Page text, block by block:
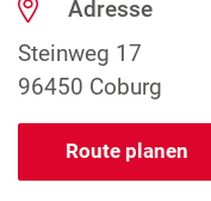
Adresse
Steinweg 17
96450 Coburg
Route planen